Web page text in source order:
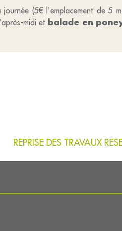
(5€ l'emplacement de 5
l'après-midi et balade en
REPRISE DES TRAVAUX